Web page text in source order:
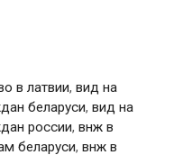
в латвии,вид на
беларуси, вид на
россии, внж в
беларуси, внж в